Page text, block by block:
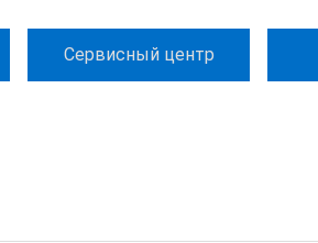
Сервисный центр